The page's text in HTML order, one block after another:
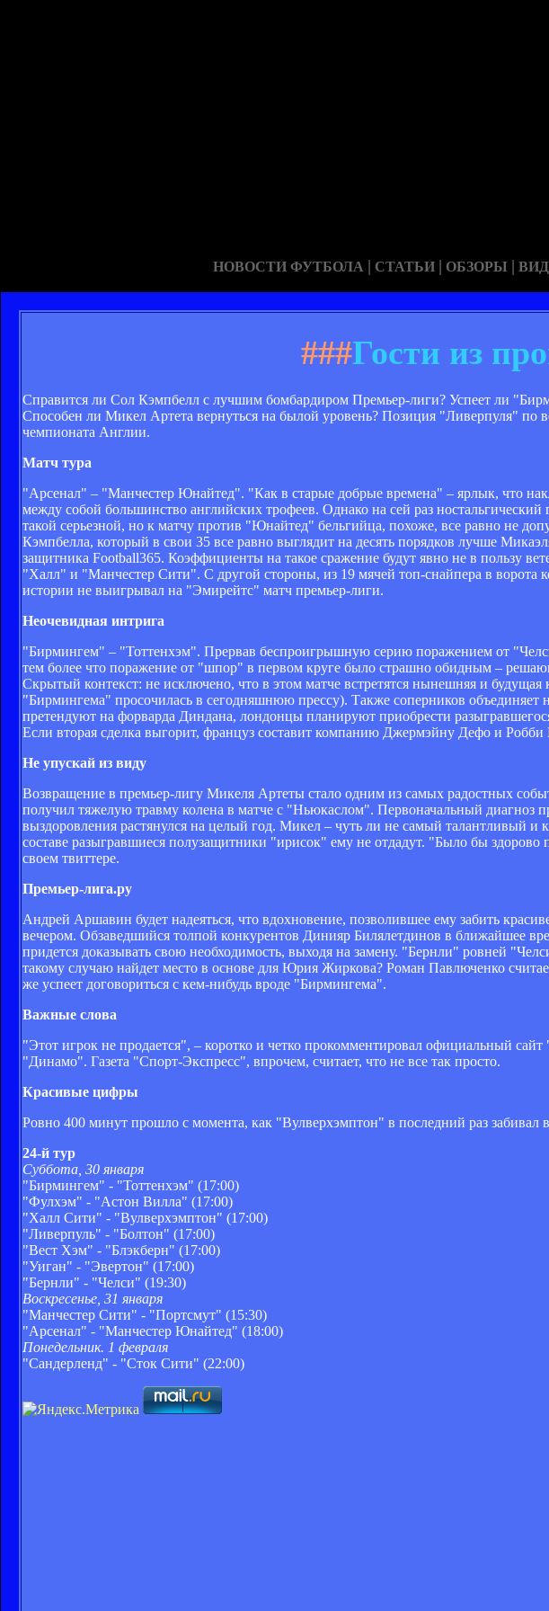
НОВОСТИ ФУТБОЛА | СТАТЬИ | ОБЗОРЫ |
###Гости из
Справится ли Сол Кэмпбелл с лучшим бомбардиром Премьер-лиги? Успеет ли
Способен ли Микел Артета вернуться на былой уровень? Позиция "Ливерпуля" по
чемпионата Англии.
Матч тура
"Арсенал" – "Манчестер Юнайтед". "Как в старые добрые времена" – ярлык, что
между собой большинство английских трофеев. Однако на сей раз
такой серьезной, но к матчу против "Юнайтед" бельгийца, похоже, все равно не
Кэмпбелла, который в свои 35 все равно выглядит на десять порядков лучше
защитника Football365. Коэффициенты на такое сражение будут явно не в пользу
"Халл" и "Манчестер Сити". С другой стороны, из 19 мячей топ-снайпера в ворота
истории не выигрывал на "Эмирейтс" матч премьер-лиги.
Неочевидная интрига
"Бирмингем" – "Тоттенхэм". Прервав беспроигрышную серию поражением от
тем более что поражение от "шпор" в первом круге было страшно обидным –
Скрытый контекст: не исключено, что в этом матче встретятся нынешняя и
"Бирмингема" просочилась в сегодняшнюю прессу). Также соперников объединяет
претендуют на форварда Диндана, лондонцы планируют приобрести
Если вторая сделка выгорит, француз составит компанию Джермэйну Дефо и
Не упускай из виду
Возвращение в премьер-лигу Микеля Артеты стало одним из самых радостных
получил тяжелую травму колена в матче с "Ньюкаслом". Первоначальный диагноз
выздоровления растянулся на целый год. Микел – чуть ли не самый талантливый
составе разыгравшиеся полузащитники "ирисок" ему не отдадут. "Было бы
своем твиттере.
Премьер-лига.ру
Андрей Аршавин будет надеяться, что вдохновение, позволившее ему забить
вечером. Обзаведшийся толпой конкурентов Динияр Билялетдинов в ближайшее
придется доказывать свою необходимость, выходя на замену. "Бернли" ровней
такому случаю найдет место в основе для Юрия Жиркова? Роман Павлюченко
же успеет договориться с кем-нибудь вроде "Бирмингема".
Важные слова
"Этот игрок не продается", – коротко и четко прокомментировал официальный
"Динамо". Газета "Спорт-Экспресс", впрочем, считает, что не все так просто.
Красивые цифры
Ровно 400 минут прошло с момента, как "Вулверхэмптон" в последний раз забивал
24-й тур
Cуббота, 30 января
"Бирмингем" - "Тоттенхэм" (17:00)
"Фулхэм" - "Астон Вилла" (17:00)
"Халл Сити" - "Вулверхэмптон" (17:00)
"Ливерпуль" - "Болтон" (17:00)
"Вест Хэм" - "Блэкберн" (17:00)
"Уиган" - "Эвертон" (17:00)
"Бернли" - "Челси" (19:30)
Воскресенье, 31 января
"Манчестер Сити" - "Портсмут" (15:30)
"Арсенал" - "Манчестер Юнайтед" (18:00)
Понедельник. 1 февраля
"Сандерленд" - "Сток Сити" (22:00)